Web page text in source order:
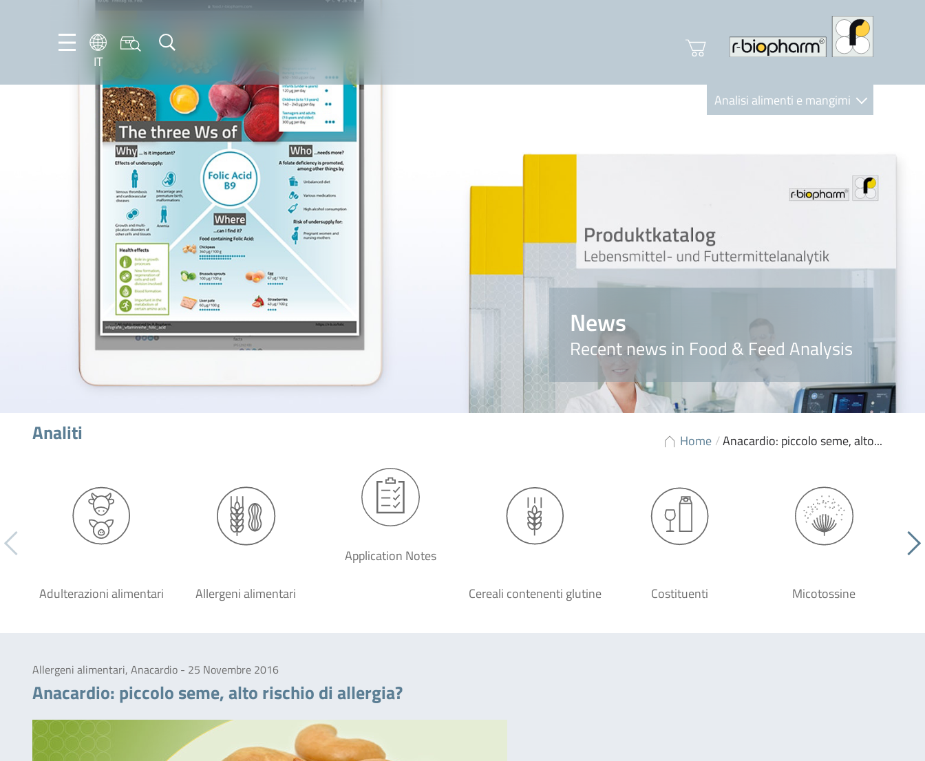
IT
EN
IT
DE
Analisi alimenti e mangimi
News
Recent news in Food & Feed Analysis
Home /Anacardio: piccolo seme, alto...
Analiti
Adulterazioni alimentari Allergeni alimentari
Application Notes
Cereali contenenti glutine Costituenti Micotossine
Allergeni alimentari, Anacardio - 25 Novembre 2016
Anacardio: piccolo seme, alto rischio di allergia?